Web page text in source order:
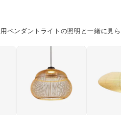
ペンダントライトの照明と一緒に見